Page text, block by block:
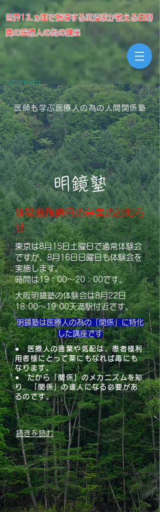
世界13,ヵ国で指導する武道家が教える日野
晃の医療人の為の講座
お問合わせは
meikyojuku@gmail.com
医師も学ぶ医療人の為の人間関係塾
明鏡塾
​体験会臨時日の募集のお知ら
せ
東京は8月15日土曜日で通常体験会
ですが、8月16日日曜日も体験会を
実施します。
​時間は19：00～20：00です。
大阪明鏡塾の体験会は8月22日
18:00～19:00天満駅付近です。
明鏡塾は医療人の為の「関係」に特化
した講座です
● 医療人の言葉や気配は、患者様利
用者様にとって薬にもなれば毒にも
なります。
● だから「関係」のメカニズムを知
り、「関係」の達人になる必要があ
るのです。
続きを読む